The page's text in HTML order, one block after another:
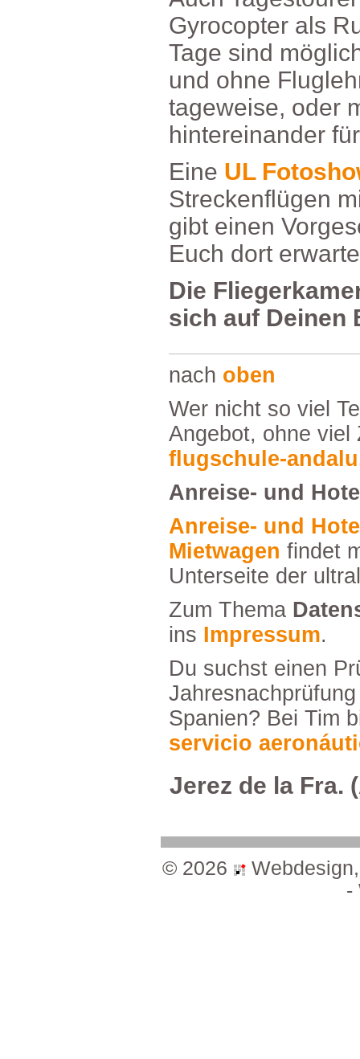
Eine
nach oben
WernichtsovielTextmöchtefindetunser
flugschule-
Anreise-
Anreise-undHoteltippssowiegünstige
Mietwagen
ZumThema
ins Impressum.
DusuchsteinenPrüferfürDeine
©2026 Webdesign
-